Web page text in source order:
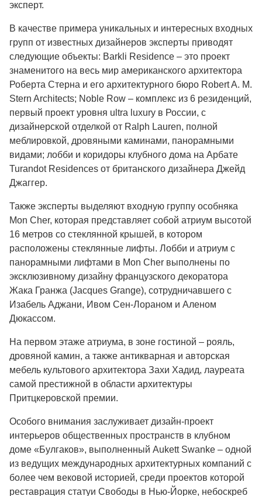
эксперт.
В качестве примера уникальных и интересных входных
групп от известных дизайнеров эксперты приводят
следующие объекты: Barkli Residence – это проект
знаменитого на весь мир американского архитектора
Роберта Стерна и его архитектурного бюро Robert A. M.
Stern Architects; Noble Row – комплекс из 6 резиденций,
первый проект уровня ultra luxury в России, с
дизайнерской отделкой от Ralph Lauren, полной
меблировкой, дровяными каминами, панорамными
видами; лобби и коридоры клубного дома на Арбате
Turandot Residences от британского дизайнера Джейд
Джаггер.
Также эксперты выделяют входную группу особняка
Mon Cher, которая представляет собой атриум высотой
16 метров со стеклянной крышей, в котором
расположены стеклянные лифты. Лобби и атриум с
панорамными лифтами в Mon Cher выполнены по
эксклюзивному дизайну французского декоратора
Жака Гранжа (Jacques Grange), сотрудничавшего с
Изабель Аджани, Ивом Сен-Лораном и Аленом
Дюкассом.
На первом этаже атриума, в зоне гостиной – рояль,
дровяной камин, а также антикварная и авторская
мебель культового архитектора Захи Хадид, лауреата
самой престижной в области архитектуры
Притцкеровской премии.
Особого внимания заслуживает дизайн-проект
интерьеров общественных пространств в клубном
доме «Булгаков», выполненный Aukett Swanke – одной
из ведущих международных архитектурных компаний с
более чем вековой историей, среди проектов которой
реставрация статуи Свободы в Нью-Йорке, небоскреб